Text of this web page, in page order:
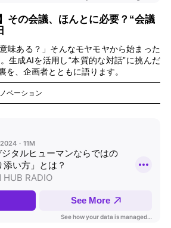
その会議、ほんとに必要？“会議
味ある？」そんなモヤモヤから始まった
生成AIを活用し“本質的な対話”に挑んだ
を、企画者とともに語ります。
ベーション